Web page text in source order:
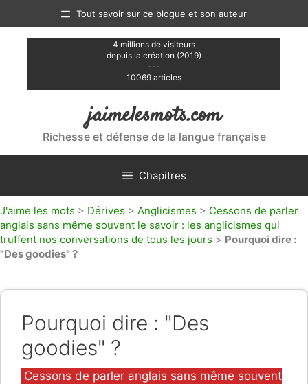
contenu
Tout savoir sur ce blogue et son auteur
4 millions de visiteurs
depuis la création (2019)
---
10069 articles
jaimelesmots.com
Richesse et défense de la langue française
Chapitres
J'aime les mots > Dérives > Anglicismes > Cessons de parler
anglais sans même souvent le savoir : les anglicismes qui
truffent nos conversations de tous les jours > Pourquoi dire :
"Des goodies" ?
Pourquoi dire : "Des
goodies" ?
Catégories
Cessons de parler anglais sans même souvent